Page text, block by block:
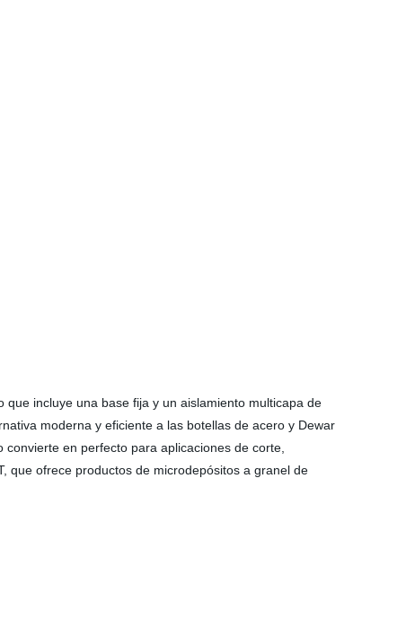
incluye una base fija y un aislamiento multicapa de
moderna y eficiente a las botellas de acero y Dewar
en perfecto para aplicaciones de corte,
que ofrece productos de microdepósitos a granel de